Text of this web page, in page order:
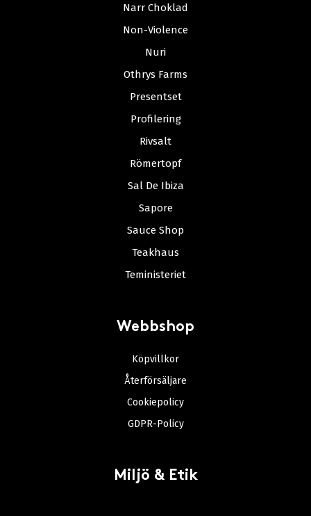
Narr Choklad
Non-Violence
Nuri
Othrys Farms
Presentset
Profilering
Rivsalt
Römertopf
Sal De Ibiza
Sapore
Sauce Shop
Teakhaus
Teministeriet
Webbshop
Köpvillkor
Återförsäljare
Cookiepolicy
GDPR-Policy
Miljö & Etik